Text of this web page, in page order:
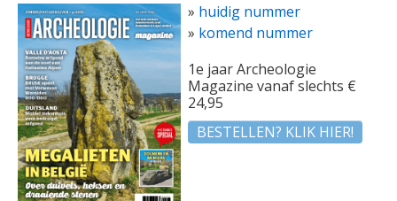
» huidig nummer
» komend nummer
1e jaar Archeologie
Magazine vanaf slechts €
24,95
BESTELLEN? KLIK HIER!